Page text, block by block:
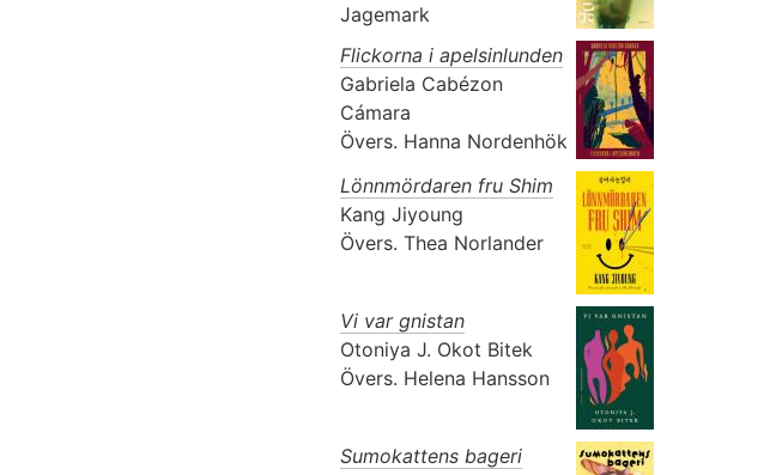
Jagemark
Flickorna i apelsinlunden
Gabriela Cabézon
Cámara
Övers. Hanna Nordenhök
Lönnmördaren fru Shim
Kang Jiyoung
Övers. Thea Norlander
Vi var gnistan
Otoniya J. Okot Bitek
Övers. Helena Hansson
Sumokattens bageri